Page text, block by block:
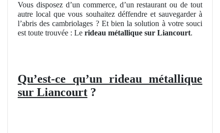
Vous disposez d’un commerce, d’un restaurant ou de tout
autre local que vous souhaitez déffendre et sauvegarder à
l’abris des cambriolages ? Et bien la solution à votre souci
est toute trouvée : Le rideau métallique sur Liancourt.
Qu’est-ce qu’un rideau métallique
sur Liancourt ?